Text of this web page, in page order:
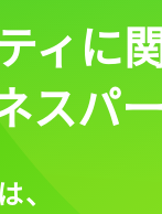
ィに
スパ